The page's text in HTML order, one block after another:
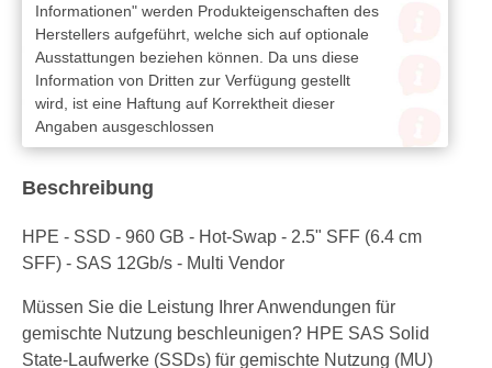
Informationen" werden Produkteigenschaften des
Herstellers aufgeführt, welche sich auf optionale
Ausstattungen beziehen können. Da uns diese
Information von Dritten zur Verfügung gestellt
wird, ist eine Haftung auf Korrektheit dieser
Angaben ausgeschlossen
Beschreibung
HPE - SSD - 960 GB - Hot-Swap - 2.5" SFF (6.4 cm
SFF) - SAS 12Gb/s - Multi Vendor
Müssen Sie die Leistung Ihrer Anwendungen für
gemischte Nutzung beschleunigen? HPE SAS Solid
State-Laufwerke (SSDs) für gemischte Nutzung (MU)